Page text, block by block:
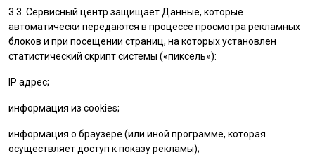
3.3. Сервисный центр защищает Данные, которые
автоматически передаются в процессе просмотра рекламных
блоков и при посещении страниц, на которых установлен
статистический скрипт системы («пиксель»):
IP адрес;
информация из cookies;
информация о браузере (или иной программе, которая
осуществляет доступ к показу рекламы);